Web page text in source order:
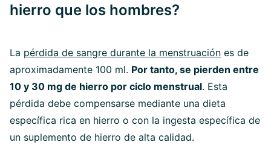
hierro que los hombres?
La pérdida de sangre durante la menstruación es de
aproximadamente 100 ml. Por tanto, se pierden entre
10 y 30 mg de hierro por ciclo menstrual. Esta
pérdida debe compensarse mediante una dieta
específica rica en hierro o con la ingesta específica de
un suplemento de hierro de alta calidad.